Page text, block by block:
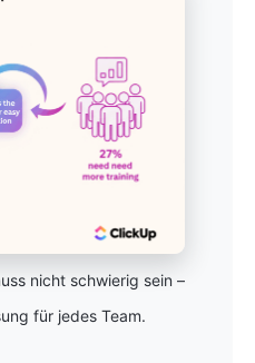
nicht schwierig sein –
für jedes Team.